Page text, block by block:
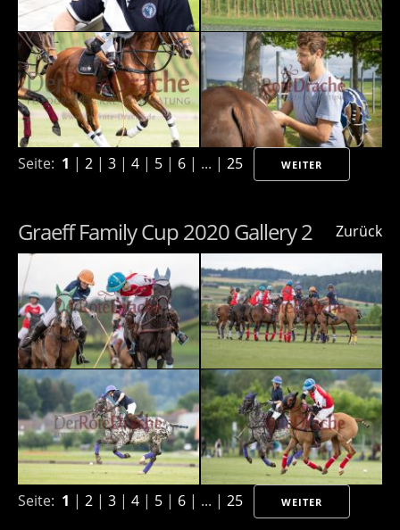
Seite: 1 | 2 | 3 | 4 | 5 | 6 | ... | 25 WEITER
Zurück
Graeff Family Cup 2020 Gallery 2
Seite: 1 | 2 | 3 | 4 | 5 | 6 | ... | 25 WEITER